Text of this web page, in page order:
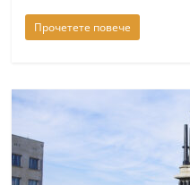
k
a
a
l
Прочетете повече